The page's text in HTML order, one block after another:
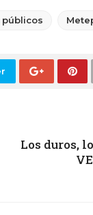
Los duros,